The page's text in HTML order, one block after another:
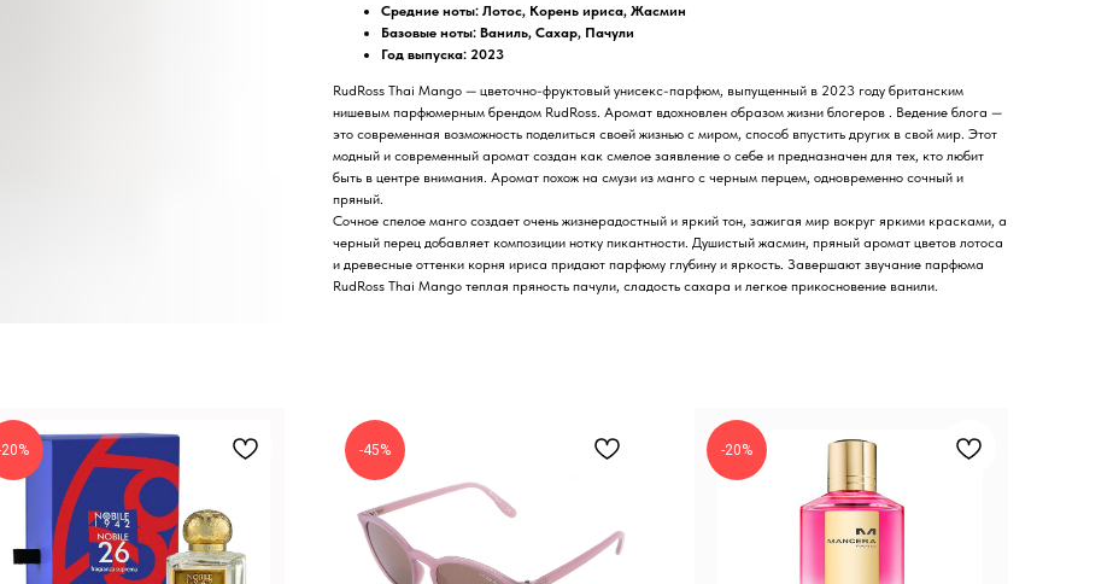
Средние ноты: Лотос, Корень ириса, Жасмин
Базовые ноты: Ваниль, Сахар, Пачули
Год выпуска: 2023
RudRoss Thai Mango — цветочно-фруктовый унисекс-парфюм, выпущенный в 2023 году британским
нишевым парфюмерным брендом RudRoss. Аромат вдохновлен образом жизни блогеров . Ведение блога —
это современная возможность поделиться своей жизнью с миром, способ впустить других в свой мир. Этот
модный и современный аромат создан как смелое заявление о себе и предназначен для тех, кто любит
быть в центре внимания. Аромат похож на смузи из манго с черным перцем, одновременно сочный и
пряный.
Сочное спелое манго создает очень жизнерадостный и яркий тон, зажигая мир вокруг яркими красками, а
черный перец добавляет композиции нотку пикантности. Душистый жасмин, пряный аромат цветов лотоса
и древесные оттенки корня ириса придают парфюму глубину и яркость. Завершают звучание парфюма
RudRoss Thai Mango теплая пряность пачули, сладость сахара и легкое прикосновение ванили.
-45% -20%